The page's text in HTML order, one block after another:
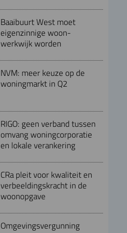
Baaibuurt West moet
eigenzinnige woon-
werkwijk worden
NVM: meer keuze op de
woningmarkt in Q2
RIGO: geen verband tussen
omvang woningcorporatie
en lokale verankering
CRa pleit voor kwaliteit en
verbeeldingskracht in de
woonopgave
Omgevingsvergunning